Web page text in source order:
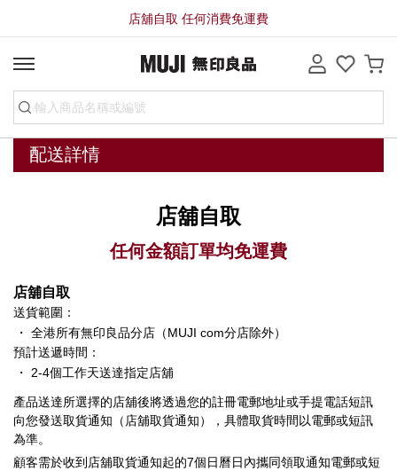
店舖自取 任何消費免運費
配送詳情
店舖自取
任何金額訂單均免運費
店舖自取
送貨範圍：
・ 全港所有無印良品分店（MUJI com分店除外）
預計送遞時間：
・ 2-4個工作天送達指定店舖
產品送達所選擇的店舖後將透過您的註冊電郵地址或手提電話短訊
向您發送取貨通知（店舖取貨通知），具體取貨時間以電郵或短訊
為準。
顧客需於收到店舖取貨通知起的7個日曆日內攜同領取通知電郵或短